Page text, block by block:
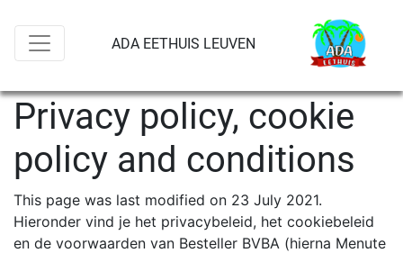
ADA EETHUIS LEUVEN
Privacy policy, cookie
policy and conditions
This page was last modified on 23 July 2021.
Hieronder vind je het privacybeleid, het cookiebeleid
en de voorwaarden van Besteller BVBA (hierna Menute